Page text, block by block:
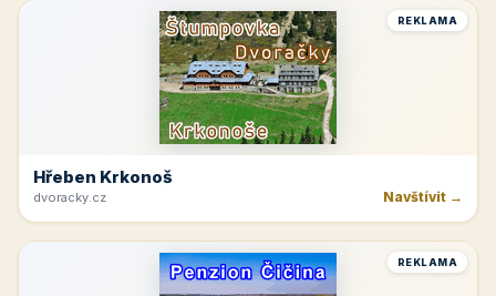
REKLAMA
Hřeben Krkonoš
dvoracky.cz Navštívit →
REKLAMA